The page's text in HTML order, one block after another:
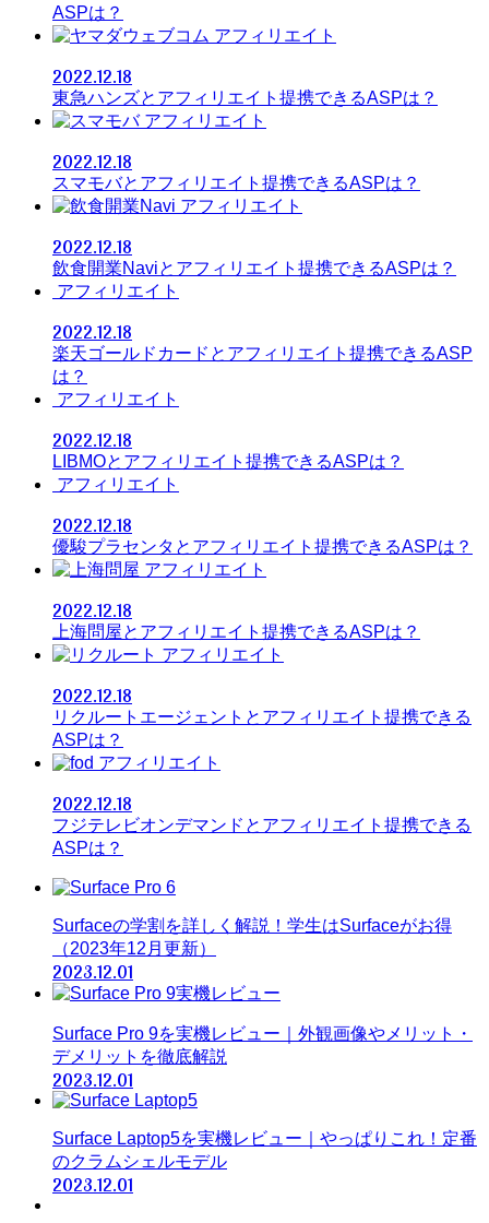
ASPは？
アフィリエイト
2022.12.18
東急ハンズとアフィリエイト提携できるASPは？
アフィリエイト
2022.12.18
スマモバとアフィリエイト提携できるASPは？
アフィリエイト
2022.12.18
飲食開業Naviとアフィリエイト提携できるASPは？
アフィリエイト
2022.12.18
楽天ゴールドカードとアフィリエイト提携できるASP
は？
アフィリエイト
2022.12.18
LIBMOとアフィリエイト提携できるASPは？
アフィリエイト
2022.12.18
優駿プラセンタとアフィリエイト提携できるASPは？
アフィリエイト
2022.12.18
上海問屋とアフィリエイト提携できるASPは？
アフィリエイト
2022.12.18
リクルートエージェントとアフィリエイト提携できる
ASPは？
アフィリエイト
2022.12.18
フジテレビオンデマンドとアフィリエイト提携できる
ASPは？
Surfaceの学割を詳しく解説！学生はSurfaceがお得
（2023年12月更新）
2023.12.01
Surface Pro 9を実機レビュー｜外観画像やメリット・
デメリットを徹底解説
2023.12.01
Surface Laptop5を実機レビュー｜やっぱりこれ！定番
のクラムシェルモデル
2023.12.01